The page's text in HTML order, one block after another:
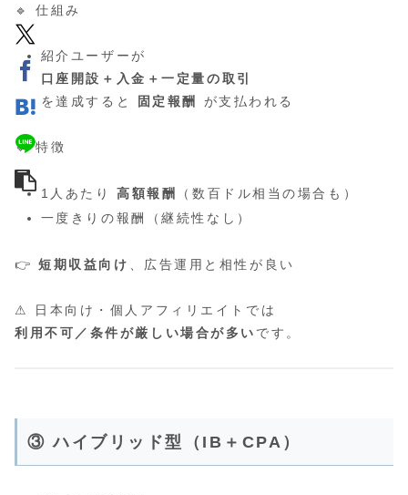
🔹 仕組み
紹介ユーザーが
口座開設＋入金＋一定量の取引
を達成すると
固定報酬 が支払われる
🔹 特徴
1人あたり高額報酬
（数百ドル相当の場合も）
一度きりの報酬（継続性なし）
👉短期収益向け 、広告運用と相性が良い
⚠ 日本向け・個人アフィリエイトでは
利用不可／条件が厳しい場合が多い です。
③ ハイブリッド型（IB＋CPA）